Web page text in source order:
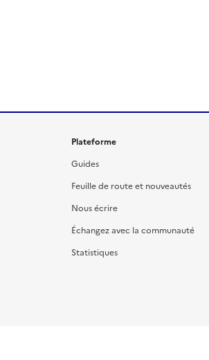
Plateforme
Guides
Feuille de route et nouveautés
Nous écrire
Échangez avec la communauté
Statistiques